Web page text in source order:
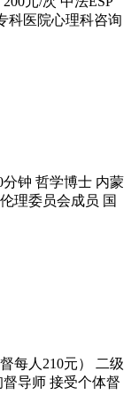
科医院心理科咨询
钟 哲学博士 内蒙
理委员会成员 国
每人210元） 二级
导师 接受个体督